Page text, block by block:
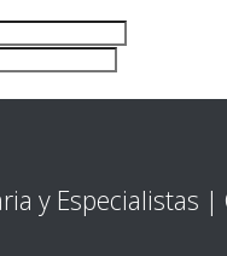
y Especialistas |